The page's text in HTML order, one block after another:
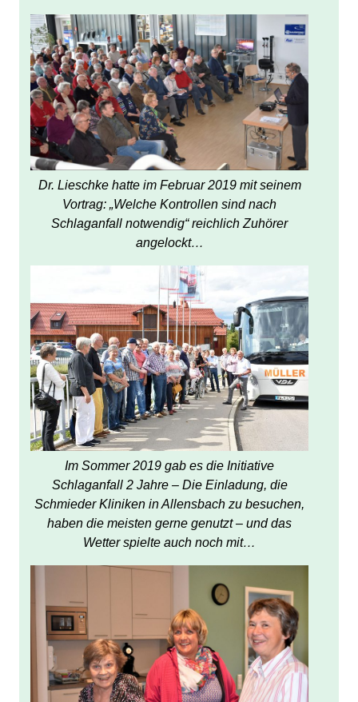
Dr. Lieschke hatte im Februar 2019 mit seinem
Vortrag: „Welche Kontrollen sind nach
Schlaganfall notwendig“ reichlich Zuhörer
angelockt…
Im Sommer 2019 gab es die Initiative
Schlaganfall 2 Jahre – Die Einladung, die
Schmieder Kliniken in Allensbach zu besuchen,
haben die meisten gerne genutzt – und das
Wetter spielte auch noch mit…